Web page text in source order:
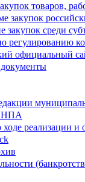
товаров,
закупок
закупок среди
регулированию
официальный
НПА
реализации